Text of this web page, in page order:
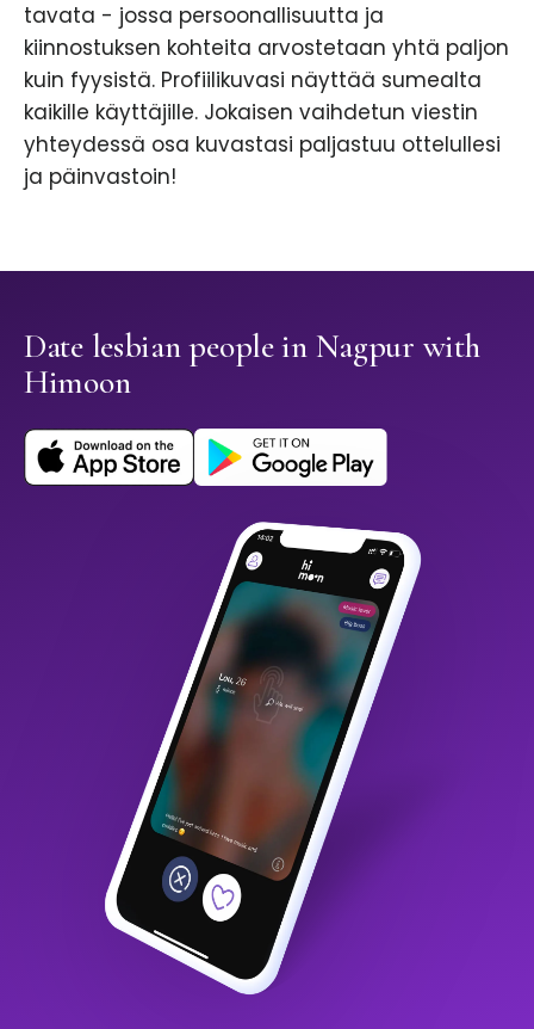
tavata - jossa persoonallisuutta ja
kiinnostuksen kohteita arvostetaan yhtä paljon
kuin fyysistä. Profiilikuvasi näyttää sumealta
kaikille käyttäjille. Jokaisen vaihdetun viestin
yhteydessä osa kuvastasi paljastuu ottelullesi
ja päinvastoin!
Date lesbian people in Nagpur with
Himoon